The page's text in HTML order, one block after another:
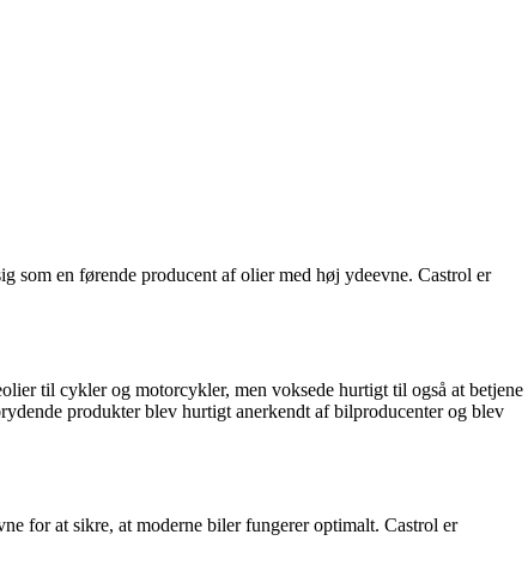
som en førende producent af olier med høj ydeevne. Castrol er
til cykler og motorcykler, men voksede hurtigt til også at betjene
produkter blev hurtigt anerkendt af bilproducenter og blev
for at sikre, at moderne biler fungerer optimalt. Castrol er